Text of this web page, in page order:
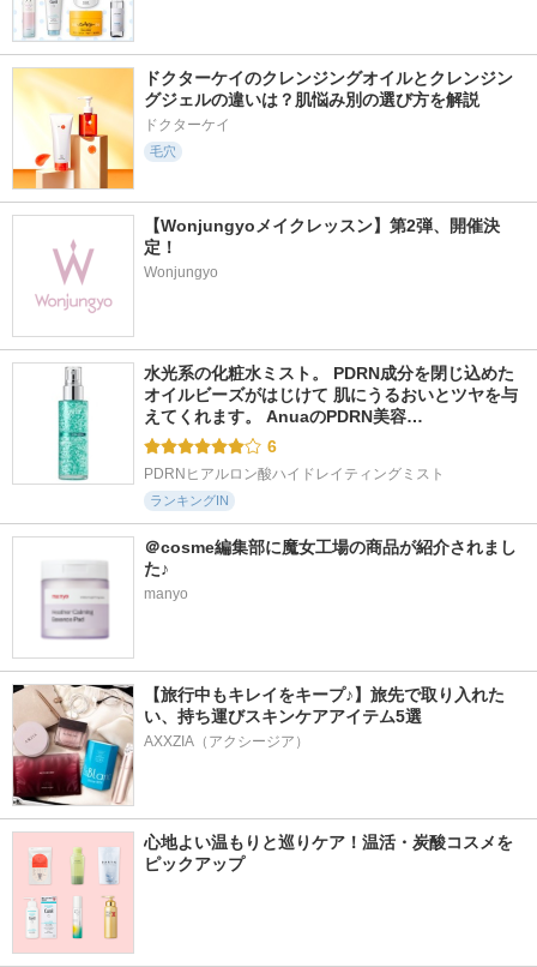
ドクターケイのクレンジングオイルとクレンジン
グジェルの違いは？肌悩み別の選び方を解説
ドクターケイ
毛穴
【Wonjungyoメイクレッスン】第2弾、開催決
定！
Wonjungyo
水光系の化粧水ミスト。 PDRN成分を閉じ込めた
オイルビーズがはじけて 肌にうるおいとツヤを与
えてくれます。 AnuaのPDRN美容…
6
PDRNヒアルロン酸ハイドレイティングミスト
ランキングIN
＠cosme編集部に魔女工場の商品が紹介されまし
た♪
manyo
【旅行中もキレイをキープ♪】旅先で取り入れた
い、持ち運びスキンケアアイテム5選
AXXZIA（アクシージア）
心地よい温もりと巡りケア！温活・炭酸コスメを
ピックアップ